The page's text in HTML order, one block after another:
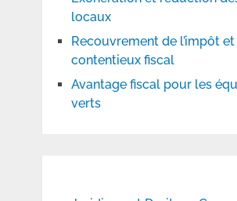
locaux
Recouvrement de l’impôt et
contentieux fiscal
Avantage fiscal pour les
verts